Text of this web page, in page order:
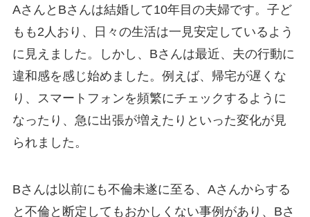
AさんとBさんは結婚して10年目の夫婦です。子ど
もも2人おり、日々の生活は一見安定しているよう
に見えました。しかし、Bさんは最近、夫の行動に
違和感を感じ始めました。例えば、帰宅が遅くな
り、スマートフォンを頻繁にチェックするように
なったり、急に出張が増えたりといった変化が見
られました。
Bさんは以前にも不倫未遂に至る、Aさんからする
と不倫と断定してもおかしくない事例があり、Bさ